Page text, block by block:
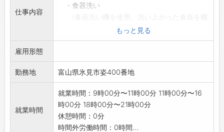
仕事内容
・食器洗い
*布団敷き
◎雇用契約:1年毎の更新(4月～3月)
※面接希望の方はハローワークから『紹介状』
の交付を
受けて下さい。
「変更範囲:
変更なし」
もっと見る
雇用形態
勤務地 富山県氷見市姿400番地
就業時間
就業時間：9時00分〜11時00分 11時00分〜16
時00分 18時00分〜21時00分
休憩時間：0分
時間外労働時間：0時間...